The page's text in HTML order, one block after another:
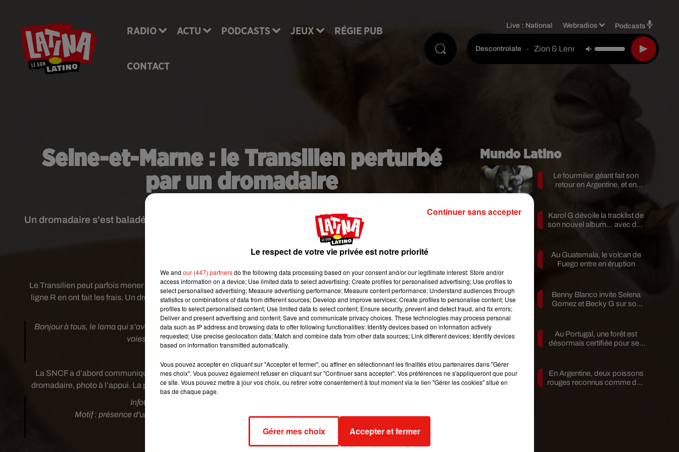
RADIO ACTU PODCASTS JEUX RÉGIE PUB
CONTACT
Live : National Webradios Podcasts
Descontrolate - Zion & Lennox
Seine-et-Marne : le Transilien perturbé
par un dromadaire
Un dromadaire s'est baladé sur les voies de la ligne R ce jeudi matin, en Seine-et-Marne. Le trafic a
Le Transilien peut parfois mener dans des endroits très dépaysants. Ce jeudi matin en Seine-et-Marne, les usagers de la
ligne R en ont fait les frais. Un dromadaire qui se baladait sur les voies entre Fontainebleau-Avon et Melun, a contraint à
interrompre le trafic.
Bonjour à tous, le lama qui s’avère être un dromadaire (on est formels vu la photo du suspect) ne déambule plus sur les
voies. La circulation a pu reprendre.pic.twitter.com/pUgFzkG8ER
La SNCF a d’abord communiqué sur la présence d’un « lama sur les voies », avant d’affirmer qu’il s’agissait bien d’un
dromadaire, photo à l’appui. La photo provient d’un usager qui a eu le temps de capturer la scène pour le moins insolite.
Infotrafic
Motif : présence d'un lama sur les voies à FONTAINEBLEAU AVON.https://t.co/ymDopcWDJN
— Ligne R SNCF (@LIGNER_SNCF) 17 janvier 2019
Mundo Latino
Le fourmilier géant fait son
retour en Argentine, et en
Karol G dévoile la tracklist de
son nouvel album… avec des
Au Guatemala, le volcan de
Fuego entre en éruption
Benny Blanco invite Selena
Gomez et Becky G sur son
Au Portugal, une forêt est
désormais certifiée pour ses
En Argentine, deux poissons
rouges reconnus comme des
Le respect de votre vie privée est notre priorité
We and our (447) partnersdo the following data processing based on your consent and/or our legitimate interest: Store and/or
access information on a device; Use limited data to select advertising; Create profiles for personalised advertising; Use profiles to
select personalised advertising; Measure advertising performance; Measure content performance; Understand audiences through
statistics or combinations of data from different sources; Develop and improve services; Create profiles to personalise content; Use
profiles to select personalised content; Use limited data to select content; Ensure security, prevent and detect fraud, and fix errors;
Deliver and present advertising and content; Save and communicate privacy choices. These technologies may process personal
data such as IP address and browsing data to offer following functionalities: Identify devices based on information actively
requested; Use precise geolocation data; Match and combine data from other data sources; Link different devices; Identify devices
based on information transmitted automatically.
Vous pouvez accepter en cliquant sur "Accepter et fermer", ou affiner en sélectionnant les finalités et/ou partenaires dans "Gérer
mes choix". Vous pouvez également refuser en cliquant sur "Continuer sans accepter". Vos préférences ne s'appliqueront que pour
ce site. Vous pouvez mettre à jour vos choix, ou retirer votre consentement à tout moment via le lien "Gérer les cookies" situé en
bas de chaque page.
Gérer mes choix Accepter et fermer
Continuer sans accepter